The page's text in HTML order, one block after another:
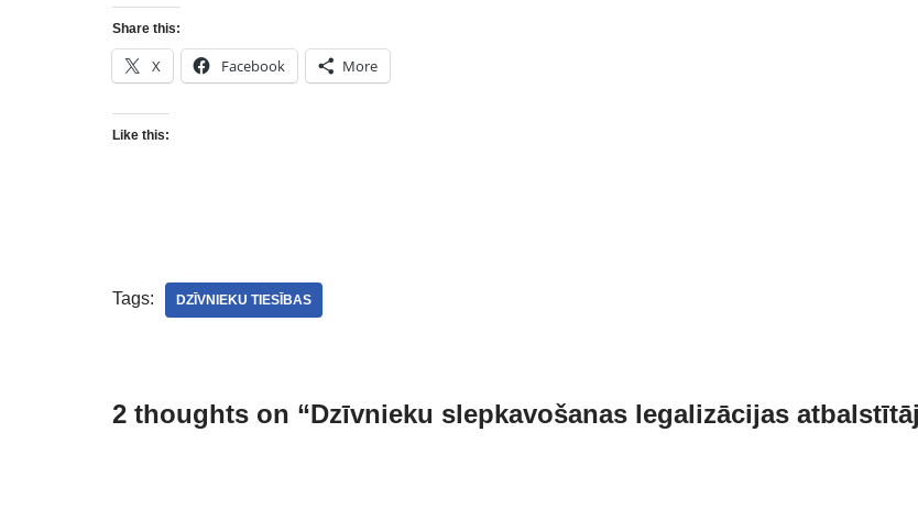
Share this:
X Facebook More
Like this:
Tags: DZĪVNIEKU TIESĪBAS
2 thoughts on “Dzīvnieku slepkavošanas legalizācijas